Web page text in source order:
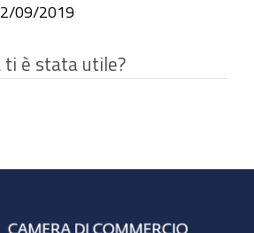
09/2019
ti è stata utile?